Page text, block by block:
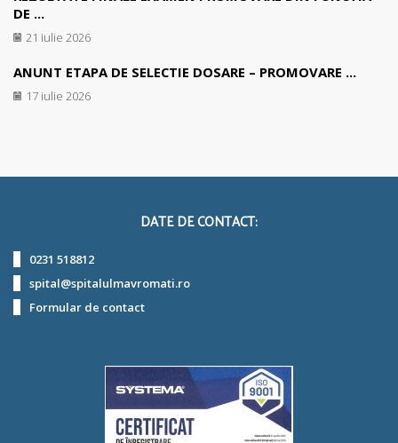
DE ...
21 iulie 2026
ANUNT ETAPA DE SELECTIE DOSARE – PROMOVARE ...
17 iulie 2026
DATE DE CONTACT:
0231 518812
spital@spitalulmavromati.ro
Formular de contact